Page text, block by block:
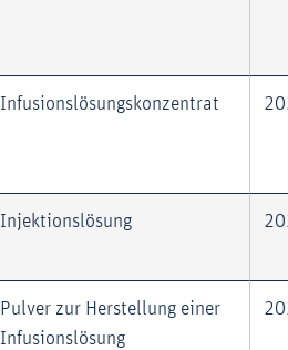
Infusionslösungskonzentrat
Injektionslösung
Pulver zur Herstellung einer
Infusionslösung